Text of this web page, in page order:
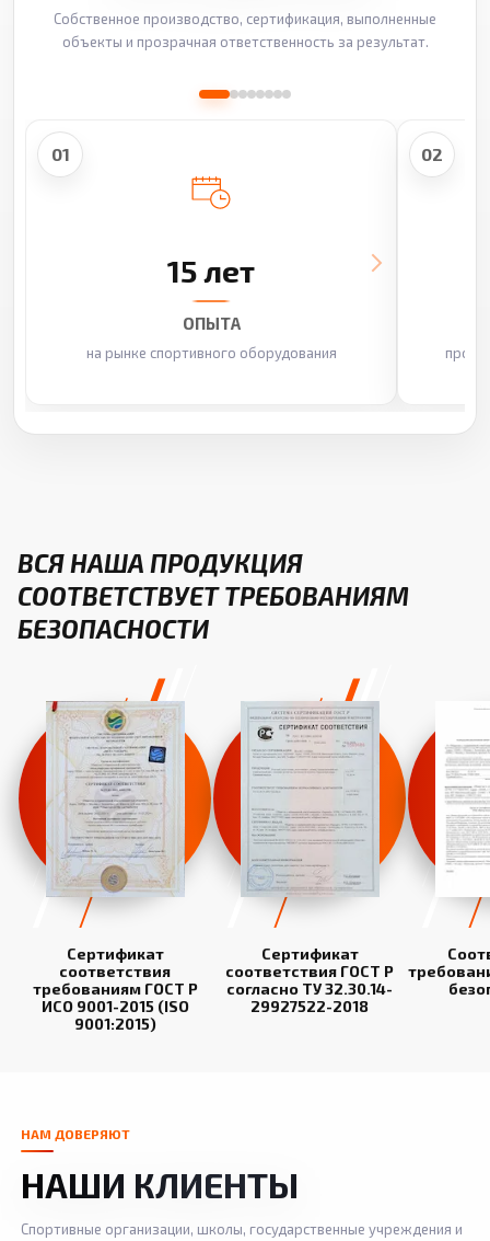
Собственное производство, сертификация, выполненные
объекты и прозрачная ответственность за результат.
01
15 лет
ОПЫТА
на рынке спортивного оборудования
02
ВСЯ НАША ПРОДУКЦИЯ
СООТВЕТСТВУЕТ ТРЕБОВАНИЯМ
БЕЗОПАСНОСТИ
Сертификат
соответствия
требованиям ГОСТ Р
ИСО 9001-2015 (ISO
9001:2015)
Сертификат
соответствия ГОСТ Р
согласно ТУ 32.30.14-
29927522-2018
НАМ ДОВЕРЯЮТ
НАШИ КЛИЕНТЫ
Спортивные организации, школы, государственные учреждения и